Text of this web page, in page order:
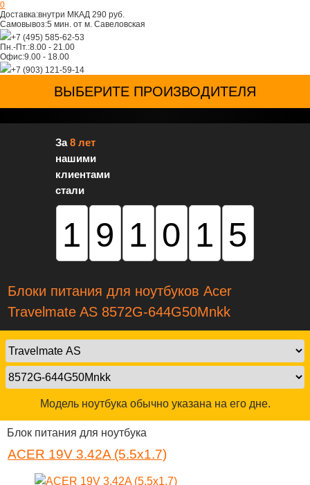
0
Доставка:внутри МКАД 290 руб.
Самовывоз:5 мин. от м. Савеловская
+7 (495) 585-62-53
Пн.-Пт.:8.00 - 21.00
Офис:9.00 - 18.00
+7 (903) 121-59-14
ВЫБЕРИТЕ ПРОИЗВОДИТЕЛЯ
За8 лет
нашими
клиентами
стали
191015
Блоки питания для ноутбуков Acer
Travelmate AS 8572G-644G50Mnkk
Модель ноутбука обычно указана на его дне.
Блок питания для ноутбука
ACER 19V 3.42A (5.5x1.7)